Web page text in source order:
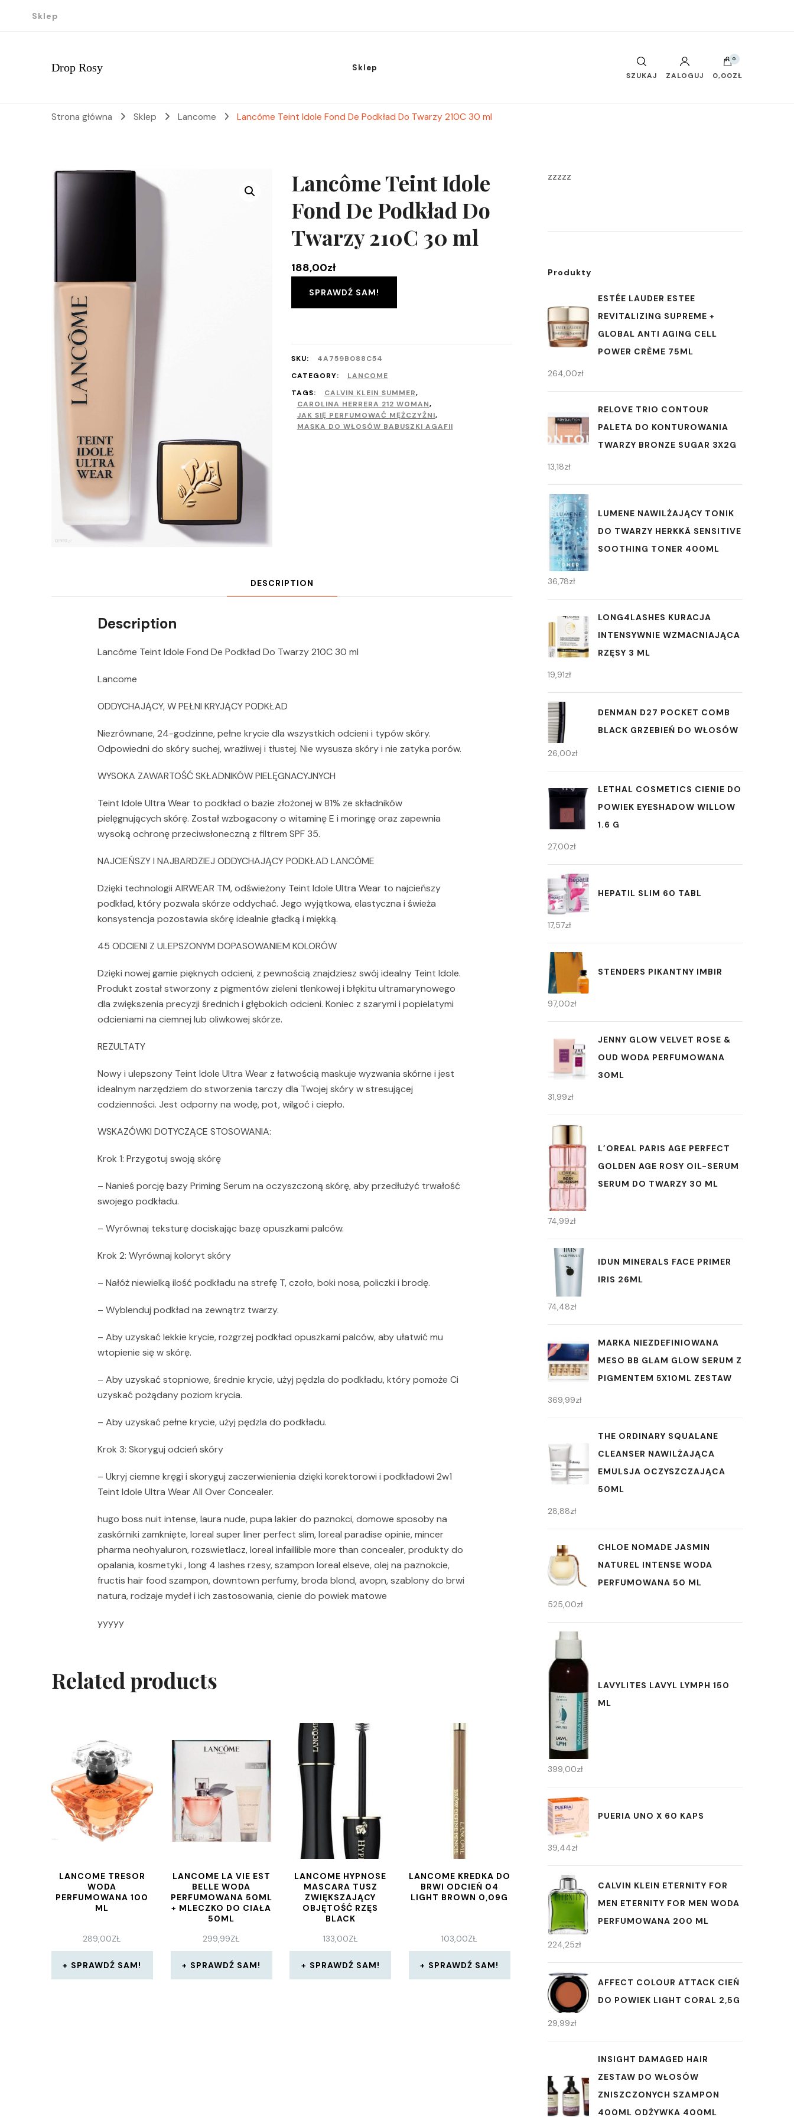
Sklep
Drop Rosy Sklep
SZUKAJ ZALOGUJ
0
0,00ZŁ
Strona główna Sklep Lancome Lancôme Teint Idole Fond De Podkład Do Twarzy 210C 30 ml
Lancôme Teint Idole
Fond De Podkład Do
Twarzy 210C 30 ml
188,00zł
SPRAWDŹ SAM!
SKU:
4A759B088C54
CATEGORY:
LANCOME
TAGS:
CALVIN KLEIN SUMMER,
CAROLINA HERRERA 212 WOMAN,
JAK SIĘ PERFUMOWAĆ MĘŻCZYŹNI,
MASKA DO WŁOSÓW BABUSZKI AGAFII
DESCRIPTION
Description
Lancôme Teint Idole Fond De Podkład Do Twarzy 210C 30 ml
Lancome
ODDYCHAJĄCY, W PEŁNI KRYJĄCY PODKŁAD
Niezrównane, 24-godzinne, pełne krycie dla wszystkich odcieni i typów skóry.
Odpowiedni do skóry suchej, wrażliwej i tłustej. Nie wysusza skóry i nie zatyka porów.
WYSOKA ZAWARTOŚĆ SKŁADNIKÓW PIELĘGNACYJNYCH
Teint Idole Ultra Wear to podkład o bazie złożonej w 81% ze składników
pielęgnujących skórę. Został wzbogacony o witaminę E i moringę oraz zapewnia
wysoką ochronę przeciwsłoneczną z filtrem SPF 35.
NAJCIEŃSZY I NAJBARDZIEJ ODDYCHAJĄCY PODKŁAD LANCÔME
Dzięki technologii AIRWEAR TM, odświeżony Teint Idole Ultra Wear to najcieńszy
podkład, który pozwala skórze oddychać. Jego wyjątkowa, elastyczna i świeża
konsystencja pozostawia skórę idealnie gładką i miękką.
45 ODCIENI Z ULEPSZONYM DOPASOWANIEM KOLORÓW
Dzięki nowej gamie pięknych odcieni, z pewnością znajdziesz swój idealny Teint Idole.
Produkt został stworzony z pigmentów zieleni tlenkowej i błękitu ultramarynowego
dla zwiększenia precyzji średnich i głębokich odcieni. Koniec z szarymi i popielatymi
odcieniami na ciemnej lub oliwkowej skórze.
REZULTATY
Nowy i ulepszony Teint Idole Ultra Wear z łatwością maskuje wyzwania skórne i jest
idealnym narzędziem do stworzenia tarczy dla Twojej skóry w stresującej
codzienności. Jest odporny na wodę, pot, wilgoć i ciepło.
WSKAZÓWKI DOTYCZĄCE STOSOWANIA:
Krok 1: Przygotuj swoją skórę
– Nanieś porcję bazy Priming Serum na oczyszczoną skórę, aby przedłużyć trwałość
swojego podkładu.
– Wyrównaj teksturę dociskając bazę opuszkami palców.
Krok 2: Wyrównaj koloryt skóry
– Nałóż niewielką ilość podkładu na strefę T, czoło, boki nosa, policzki i brodę.
– Wyblenduj podkład na zewnątrz twarzy.
– Aby uzyskać lekkie krycie, rozgrzej podkład opuszkami palców, aby ułatwić mu
wtopienie się w skórę.
– Aby uzyskać stopniowe, średnie krycie, użyj pędzla do podkładu, który pomoże Ci
uzyskać pożądany poziom krycia.
– Aby uzyskać pełne krycie, użyj pędzla do podkładu.
Krok 3: Skoryguj odcień skóry
– Ukryj ciemne kręgi i skoryguj zaczerwienienia dzięki korektorowi i podkładowi 2w1
Teint Idole Ultra Wear All Over Concealer.
hugo boss nuit intense, laura nude, pupa lakier do paznokci, domowe sposoby na
zaskórniki zamknięte, loreal super liner perfect slim, loreal paradise opinie, mincer
pharma neohyaluron, rozswietlacz, loreal infaillible more than concealer, produkty do
opalania, kosmetyki , long 4 lashes rzesy, szampon loreal elseve, olej na paznokcie,
fructis hair food szampon, downtown perfumy, broda blond, avopn, szablony do brwi
natura, rodzaje mydeł i ich zastosowania, cienie do powiek matowe
yyyyy
Related products
LANCOME TRESOR
WODA
PERFUMOWANA 100
ML
289,00ZŁ
SPRAWDŹ SAM!
LANCOME LA VIE EST
BELLE WODA
PERFUMOWANA 50ML
+ MLECZKO DO CIAŁA
50ML
299,99ZŁ
SPRAWDŹ SAM!
LANCOME HYPNOSE
MASCARA TUSZ
ZWIĘKSZAJĄCY
OBJĘTOŚĆ RZĘS
BLACK
133,00ZŁ
SPRAWDŹ SAM!
LANCOME KREDKA DO
BRWI ODCIEŃ 04
LIGHT BROWN 0,09G
103,00ZŁ
SPRAWDŹ SAM!
zzzzz
Produkty
ESTÉE LAUDER ESTEE
REVITALIZING SUPREME +
GLOBAL ANTI AGING CELL
POWER CRÈME 75ML
264,00zł
RELOVE TRIO CONTOUR
PALETA DO KONTUROWANIA
TWARZY BRONZE SUGAR 3X2G
13,18zł
LUMENE NAWILŻAJĄCY TONIK
DO TWARZY HERKKÄ SENSITIVE
SOOTHING TONER 400ML
36,78zł
LONG4LASHES KURACJA
INTENSYWNIE WZMACNIAJĄCA
RZĘSY 3 ML
19,91zł
DENMAN D27 POCKET COMB
BLACK GRZEBIEŃ DO WŁOSÓW
26,00zł
LETHAL COSMETICS CIENIE DO
POWIEK EYESHADOW WILLOW
1.6 G
27,00zł
HEPATIL SLIM 60 TABL
17,57zł
STENDERS PIKANTNY IMBIR
97,00zł
JENNY GLOW VELVET ROSE &
OUD WODA PERFUMOWANA
30ML
31,99zł
L’OREAL PARIS AGE PERFECT
GOLDEN AGE ROSY OIL-SERUM
SERUM DO TWARZY 30 ML
74,99zł
IDUN MINERALS FACE PRIMER
IRIS 26ML
74,48zł
MARKA NIEZDEFINIOWANA
MESO BB GLAM GLOW SERUM Z
PIGMENTEM 5X10ML ZESTAW
369,99zł
THE ORDINARY SQUALANE
CLEANSER NAWILŻAJĄCA
EMULSJA OCZYSZCZAJĄCA
50ML
28,88zł
CHLOE NOMADE JASMIN
NATUREL INTENSE WODA
PERFUMOWANA 50 ML
525,00zł
LAVYLITES LAVYL LYMPH 150
ML
399,00zł
PUERIA UNO X 60 KAPS
39,44zł
CALVIN KLEIN ETERNITY FOR
MEN ETERNITY FOR MEN WODA
PERFUMOWANA 200 ML
224,25zł
AFFECT COLOUR ATTACK CIEŃ
DO POWIEK LIGHT CORAL 2,5G
29,99zł
INSIGHT DAMAGED HAIR
ZESTAW DO WŁOSÓW
ZNISZCZONYCH SZAMPON
400ML ODŻYWKA 400ML